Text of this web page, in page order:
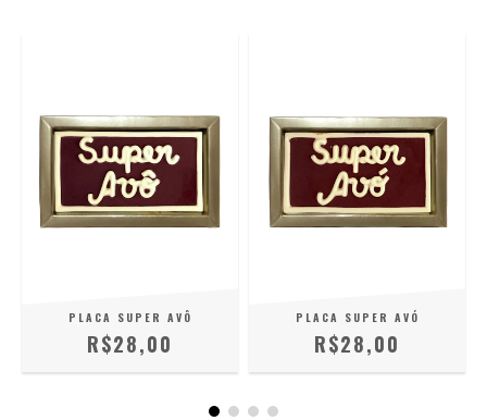
PLACA SUPER AVÔ
R$28,00
PLACA SUPER AVÓ
R$28,00